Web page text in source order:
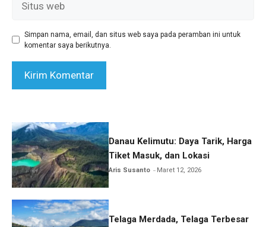
web
Simpan nama, email, dan situs web saya pada peramban ini untuk
komentar saya berikutnya.
Danau Kelimutu: Daya Tarik, Harga
Tiket Masuk, dan Lokasi
Aris Susanto Maret 12, 2026
Telaga Merdada, Telaga Terbesar